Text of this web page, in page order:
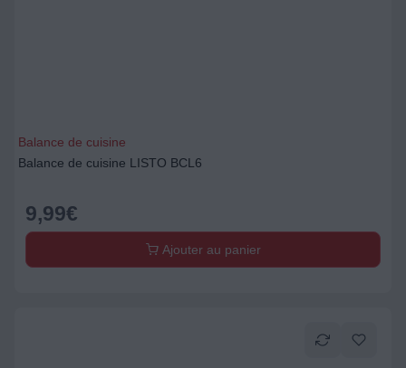
Balance de cuisine
Balance de cuisine LISTO BCL6
9,99€
Ajouter au panier